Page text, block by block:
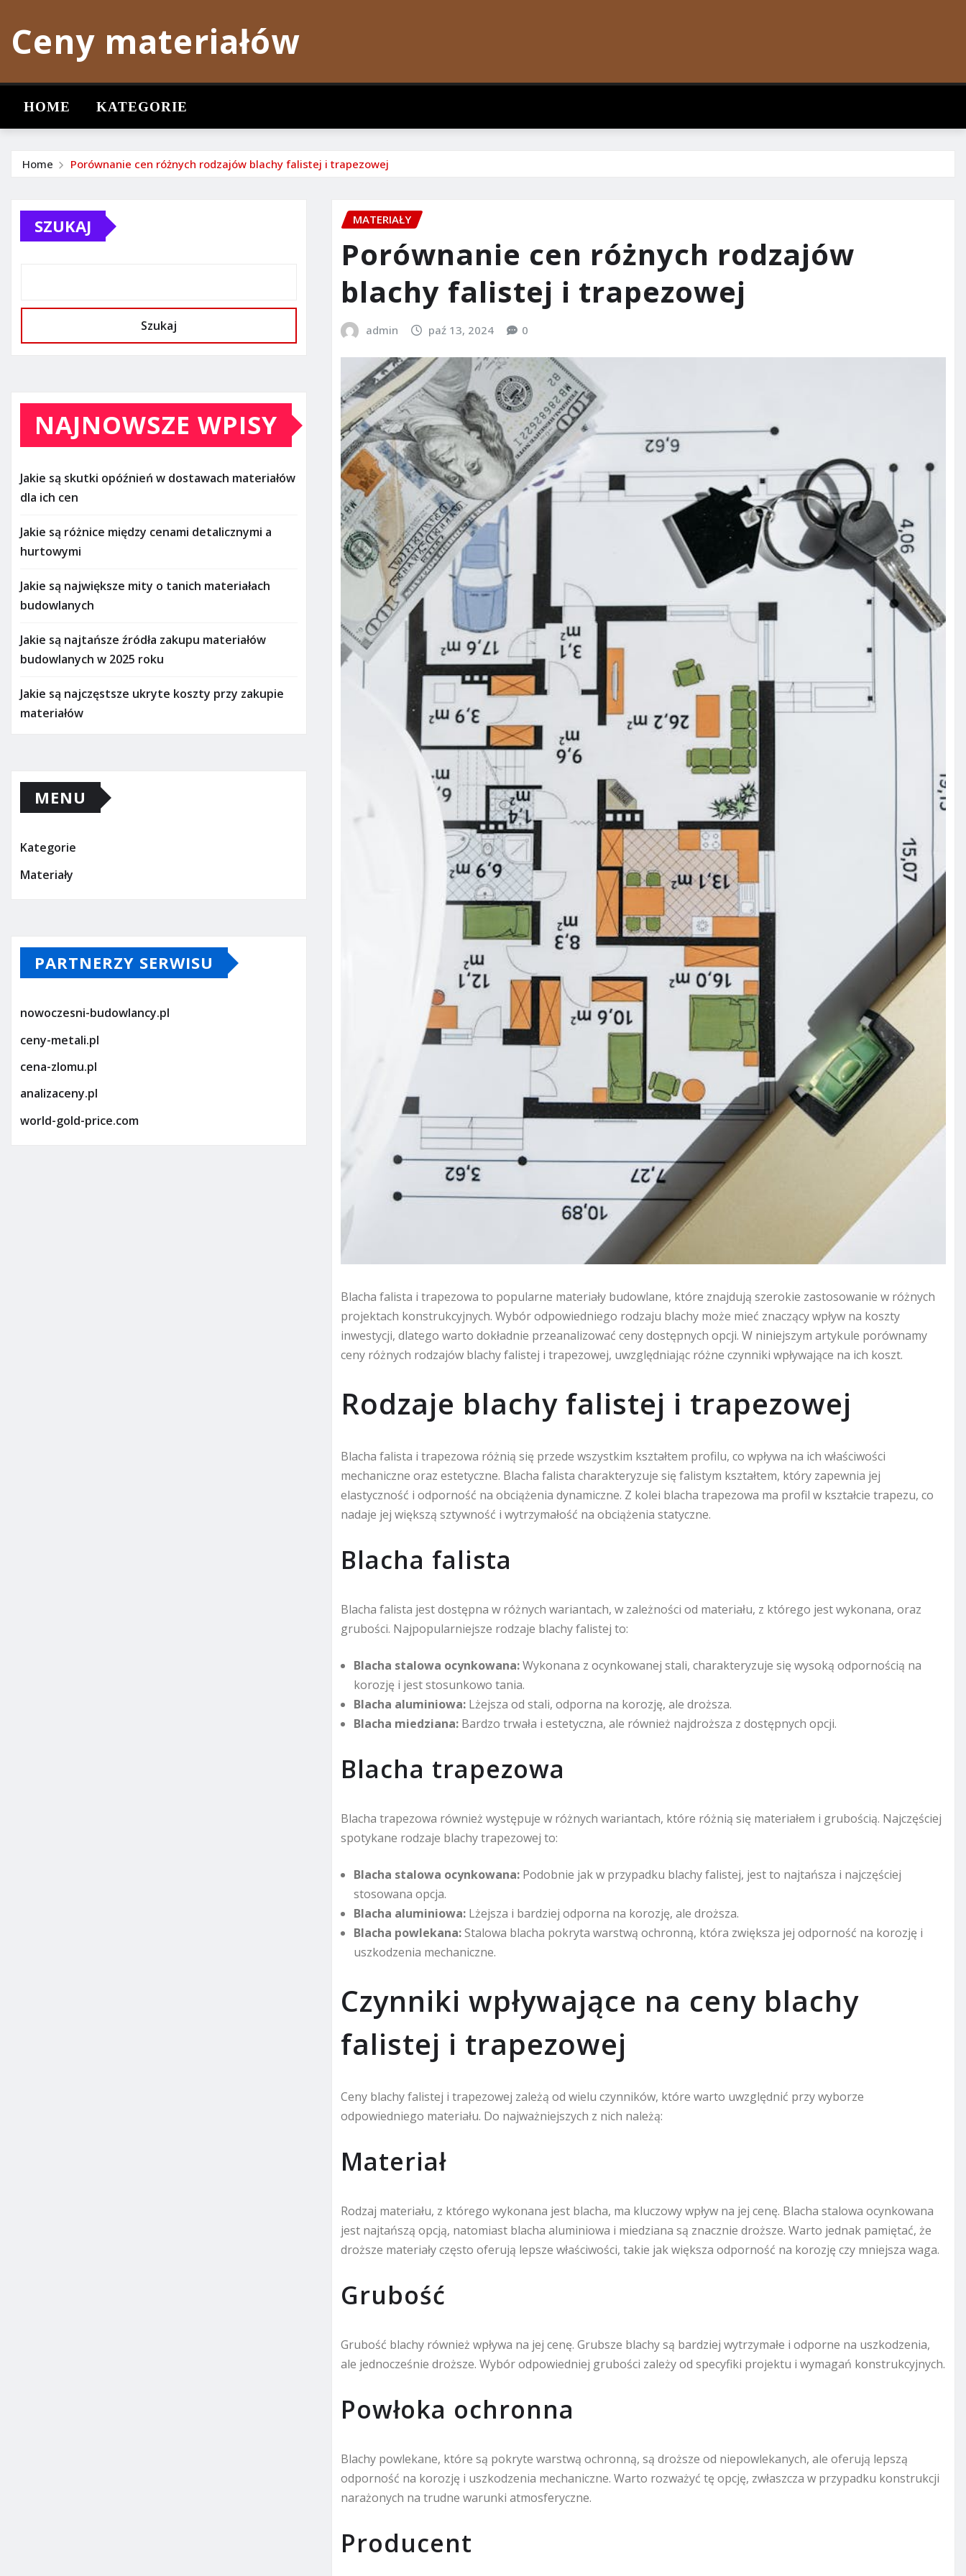
content
Ceny materiałów
HOME KATEGORIE
Home Porównanie cen różnych rodzajów blachy falistej i trapezowej
SZUKAJ
Szukaj
NAJNOWSZE WPISY
Jakie są skutki opóźnień w dostawach materiałów
dla ich cen
Jakie są różnice między cenami detalicznymi a
hurtowymi
Jakie są największe mity o tanich materiałach
budowlanych
Jakie są najtańsze źródła zakupu materiałów
budowlanych w 2025 roku
Jakie są najczęstsze ukryte koszty przy zakupie
materiałów
MENU
Kategorie
Materiały
PARTNERZY SERWISU
nowoczesni-budowlancy.pl
ceny-metali.pl
cena-zlomu.pl
analizaceny.pl
world-gold-price.com
MATERIAŁY
Porównanie cen różnych rodzajów
blachy falistej i trapezowej
admin paź 13, 2024 0
Blacha falista i trapezowa to popularne materiały budowlane, które znajdują szerokie zastosowanie w różnych
projektach konstrukcyjnych. Wybór odpowiedniego rodzaju blachy może mieć znaczący wpływ na koszty
inwestycji, dlatego warto dokładnie przeanalizować ceny dostępnych opcji. W niniejszym artykule porównamy
ceny różnych rodzajów blachy falistej i trapezowej, uwzględniając różne czynniki wpływające na ich koszt.
Rodzaje blachy falistej i trapezowej
Blacha falista i trapezowa różnią się przede wszystkim kształtem profilu, co wpływa na ich właściwości
mechaniczne oraz estetyczne. Blacha falista charakteryzuje się falistym kształtem, który zapewnia jej
elastyczność i odporność na obciążenia dynamiczne. Z kolei blacha trapezowa ma profil w kształcie trapezu, co
nadaje jej większą sztywność i wytrzymałość na obciążenia statyczne.
Blacha falista
Blacha falista jest dostępna w różnych wariantach, w zależności od materiału, z którego jest wykonana, oraz
grubości. Najpopularniejsze rodzaje blachy falistej to:
Blacha stalowa ocynkowana:Wykonana z ocynkowanej stali, charakteryzuje się wysoką odpornością na
korozję i jest stosunkowo tania.
Blacha aluminiowa: Lżejsza od stali, odporna na korozję, ale droższa.
Blacha miedziana: Bardzo trwała i estetyczna, ale również najdroższa z dostępnych opcji.
Blacha trapezowa
Blacha trapezowa również występuje w różnych wariantach, które różnią się materiałem i grubością. Najczęściej
spotykane rodzaje blachy trapezowej to:
Blacha stalowa ocynkowana: Podobnie jak w przypadku blachy falistej, jest to najtańsza i najczęściej
stosowana opcja.
Blacha aluminiowa: Lżejsza i bardziej odporna na korozję, ale droższa.
Blacha powlekana:Stalowa blacha pokryta warstwą ochronną, która zwiększa jej odporność na korozję i
uszkodzenia mechaniczne.
Czynniki wpływające na ceny blachy
falistej i trapezowej
Ceny blachy falistej i trapezowej zależą od wielu czynników, które warto uwzględnić przy wyborze
odpowiedniego materiału. Do najważniejszych z nich należą:
Materiał
Rodzaj materiału, z którego wykonana jest blacha, ma kluczowy wpływ na jej cenę. Blacha stalowa ocynkowana
jest najtańszą opcją, natomiast blacha aluminiowa i miedziana są znacznie droższe. Warto jednak pamiętać, że
droższe materiały często oferują lepsze właściwości, takie jak większa odporność na korozję czy mniejsza waga.
Grubość
Grubość blachy również wpływa na jej cenę. Grubsze blachy są bardziej wytrzymałe i odporne na uszkodzenia,
ale jednocześnie droższe. Wybór odpowiedniej grubości zależy od specyfiki projektu i wymagań konstrukcyjnych.
Powłoka ochronna
Blachy powlekane, które są pokryte warstwą ochronną, są droższe od niepowlekanych, ale oferują lepszą
odporność na korozję i uszkodzenia mechaniczne. Warto rozważyć tę opcję, zwłaszcza w przypadku konstrukcji
narażonych na trudne warunki atmosferyczne.
Producent